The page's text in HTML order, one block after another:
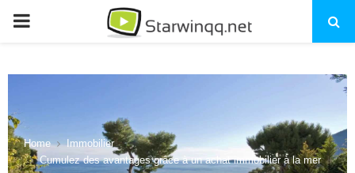
PRIMARY
Home
Immobilier
Cumulez des avantages grâce à un achat immobilier à la mer